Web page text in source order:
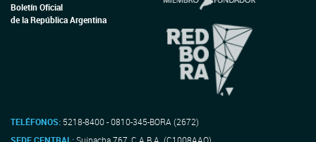
Boletín Oficial
de la República Argentina
TELÉFONOS: 5218-8400 - 0810-345-BORA (2672)
SEDE CENTRAL:Suipacha 767, C.A.B.A. (C1008AAO)